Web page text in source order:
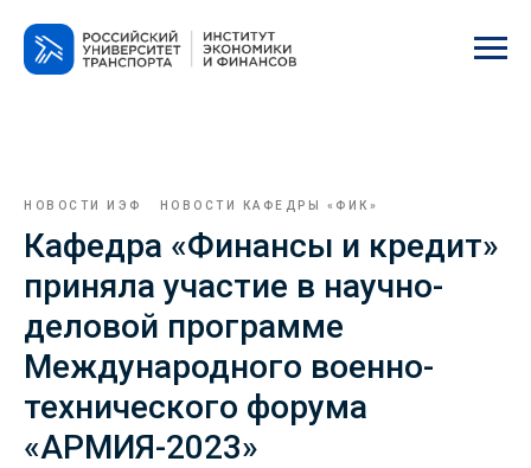
НОВОСТИ ИЭФ НОВОСТИ КАФЕДРЫ «ФИК»
Кафедра «Финансы и кредит»
приняла участие в научно-
деловой программе
Международного военно-
технического форума
«АРМИЯ-2023»